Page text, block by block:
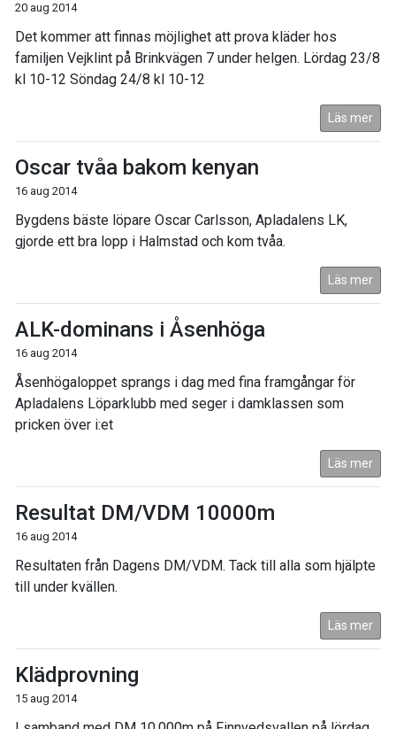
20 aug 2014
Det kommer att finnas möjlighet att prova kläder hos
familjen Vejklint på Brinkvägen 7 under helgen. Lördag 23/8
kl 10-12 Söndag 24/8 kl 10-12
Läs mer
Oscar tvåa bakom kenyan
16 aug 2014
Bygdens bäste löpare Oscar Carlsson, Apladalens LK,
gjorde ett bra lopp i Halmstad och kom tvåa.
Läs mer
ALK-dominans i Åsenhöga
16 aug 2014
Åsenhögaloppet sprangs i dag med fina framgångar för
Apladalens Löparklubb med seger i damklassen som
pricken över i:et
Läs mer
Resultat DM/VDM 10000m
16 aug 2014
Resultaten från Dagens DM/VDM. Tack till alla som hjälpte
till under kvällen.
Läs mer
Klädprovning
15 aug 2014